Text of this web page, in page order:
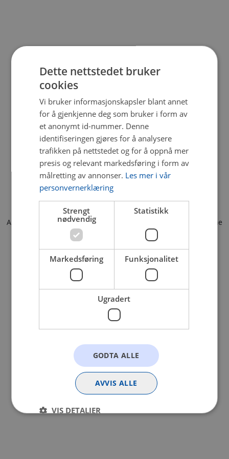
Application error: a client-side exception has occurred (see the
browser console for more information).
Dette nettstedet bruker
cookies
Vi bruker informasjonskapsler blant annet
for å gjenkjenne deg som bruker i form av
et anonymt id-nummer. Denne
identifiseringen gjøres for å analysere
trafikken på nettstedet og for å oppnå mer
presis og relevant markedsføring i form av
målretting av annonser. Les mer i vår
personvernerklæring
Strengt
nødvendig
Statistikk
Markedsføring Funksjonalitet
Ugradert
GODTA ALLE
AVVIS ALLE
VIS DETALJER